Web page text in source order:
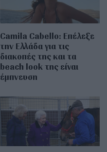
Camila Cabello: Επέλεξε
την Ελλάδα για τις
διακοπές της και τα
beach look της είναι
έμπνευση